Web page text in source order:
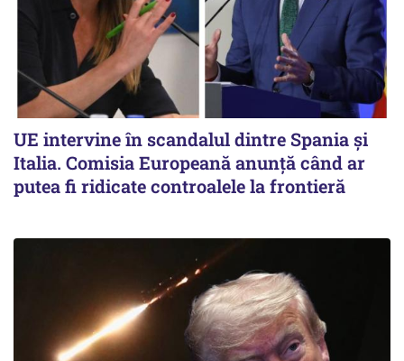
UE intervine în scandalul dintre Spania și
Italia. Comisia Europeană anunță când ar
putea fi ridicate controalele la frontieră